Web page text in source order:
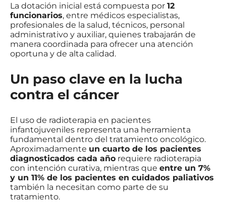
La dotación inicial está compuesta por 12
funcionarios, entre médicos especialistas,
profesionales de la salud, técnicos, personal
administrativo y auxiliar, quienes trabajarán de
manera coordinada para ofrecer una atención
oportuna y de alta calidad.
Un paso clave en la lucha
contra el cáncer
El uso de radioterapia en pacientes
infantojuveniles representa una herramienta
fundamental dentro del tratamiento oncológico.
Aproximadamente un cuarto de los pacientes
diagnosticados cada año requiere radioterapia
con intención curativa, mientras que entre un 7%
y un 11% de los pacientes en cuidados paliativos
también la necesitan como parte de su
tratamiento.